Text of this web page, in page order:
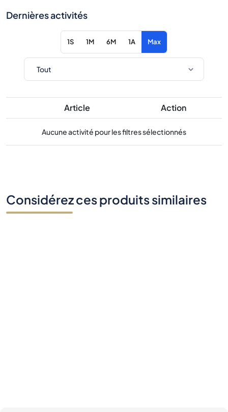
Dernières activités
1S 1M 6M 1A Max
Article Action
Aucune activité pour les filtres sélectionnés
Considérez ces produits similaires